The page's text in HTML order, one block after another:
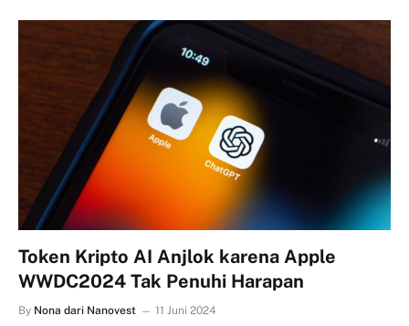
Token Kripto AI Anjlok karena Apple
WWDC2024 Tak Penuhi Harapan
By Nona dari Nanovest 11 Juni 2024